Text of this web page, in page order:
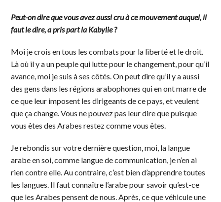
Peut-on dire que vous avez aussi cru à ce mouvement auquel, il
faut le dire, a pris part la Kabylie ?
Moi je crois en tous les combats pour la liberté et le droit.
Là où il y a un peuple qui lutte pour le changement, pour qu’il
avance, moi je suis à ses côtés. On peut dire qu’il y a aussi
des gens dans les régions arabophones qui en ont marre de
ce que leur imposent les dirigeants de ce pays, et veulent
que ça change. Vous ne pouvez pas leur dire que puisque
vous êtes des Arabes restez comme vous êtes.
Je rebondis sur votre dernière question, moi, la langue
arabe en soi, comme langue de communication, je n’en ai
rien contre elle. Au contraire, c’est bien d’apprendre toutes
les langues. Il faut connaître l’arabe pour savoir qu’est-ce
que les Arabes pensent de nous. Après, ce que véhicule une